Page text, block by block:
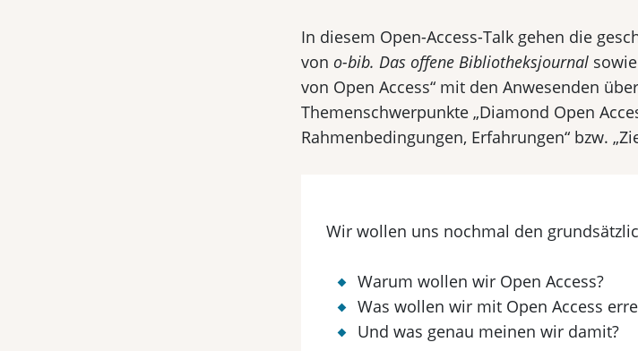
In diesem Open-Access-Talk gehen die
von o-bib. Das offene Bibliotheksjournal
von Open Access“ mit den Anwesenden
Themenschwerpunkte „Diamond Open
Rahmenbedingungen, Erfahrungen“ bzw.
Wir wollen uns nochmal den
Warum wollen wir Open Access?
Was wollen wir mit Open Access
Und was genau meinen wir damit?